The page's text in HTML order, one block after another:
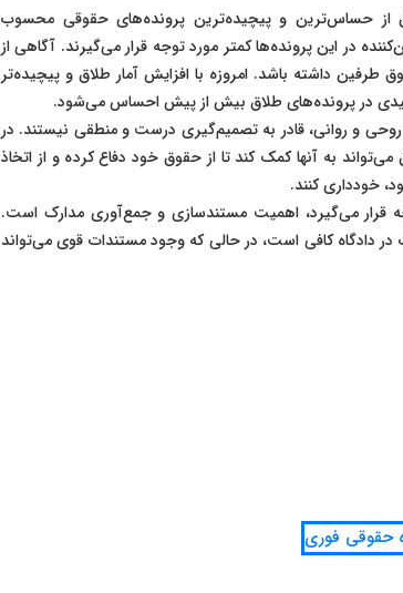
از حساس‌ترین و پیچیده‌ترین پرونده‌های حقوقی محسوب
در این پرونده‌ها کمتر مورد توجه قرار می‌گیرند. آگاهی از
داشته باشد. امروزه با افزایش آمار طلاق و پیچیده‌تر
در پرونده‌های طلاق بیش از پیش احساس می‌شود.
روحی و روانی، قادر به تصمیم‌گیری درست و منطقی نیستند. در
به آنها کمک کند تا از حقوق خود دفاع کرده و از اتخاذ
خودداری کنند.
قرار می‌گیرد، اهمیت مستندسازی و جمع‌آوری مدارک است.
دادگاه کافی است، در حالی که وجود مستندات قوی می‌تواند